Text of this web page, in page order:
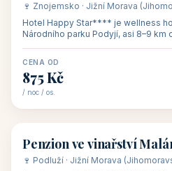
🍷 Znojemsko · Jižní Morava
Hotel Happy Star**** je wellness
Národního parku Podyjí, asi 8–9 km
CENA OD
875 Kč
/ noc / os.
🏡 penzion
Penzion ve vinařství
🍷 Podluží · Jižní Morava